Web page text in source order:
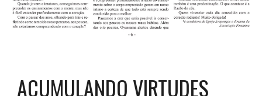
ACUMULANDO VIRTUDES